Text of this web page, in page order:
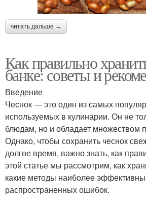
читать дальше →
Как правильно
банке: советы и
Введение
Чеснок — это один из самых
используемых в кулинарии. Он не
блюдам, но и обладает множеством
Однако, чтобы сохранить чеснок
долгое время, важно знать, как
этой статье мы рассмотрим, как
какие методы наиболее эффективны
распространенных ошибок.